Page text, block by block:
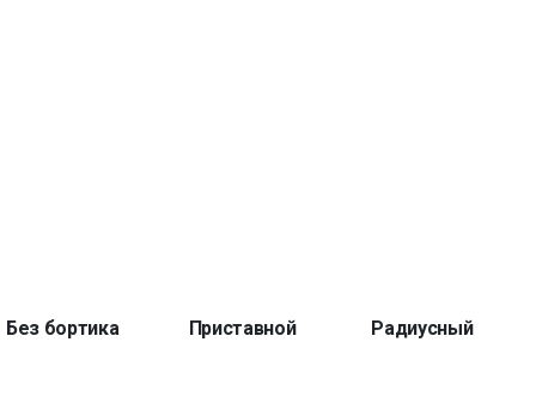
Без бортика Приставной Радиусный